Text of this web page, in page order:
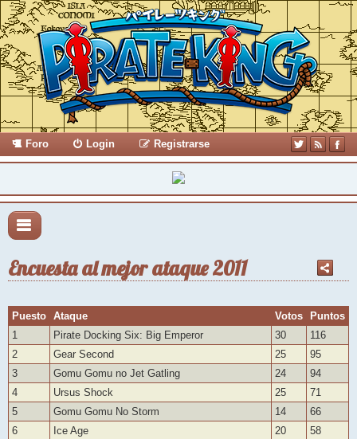
Foro Login Registrarse
Encuesta al mejor ataque 2011
Puesto Ataque Votos
Puntos
1
Pirate Docking Six: Big Emperor 30
116
2
Gear Second 25
95
3
Gomu Gomu no Jet Gatling 24
94
4
Ursus Shock 25
71
5
Gomu Gomu No Storm 14
66
6
Ice Age 20
58